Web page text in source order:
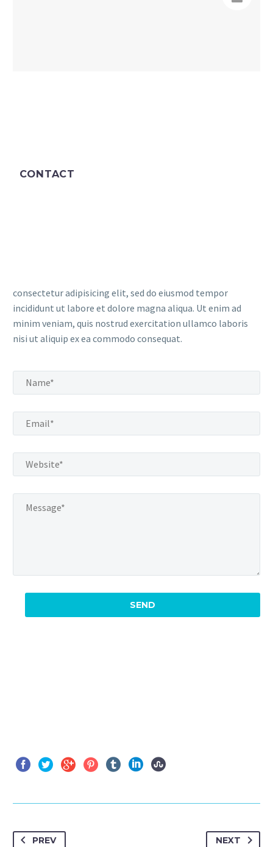
CONTACT
consectetur adipisicing elit, sed do eiusmod tempor
incididunt ut labore et dolore magna aliqua. Ut enim ad
minim veniam, quis nostrud exercitation ullamco laboris
nisi ut aliquip ex ea commodo consequat.
PREV NEXT